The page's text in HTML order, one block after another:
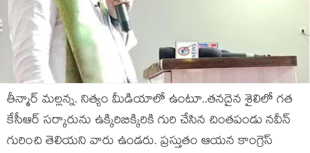
తీన్మార్ మ‌ల్ల‌న్న‌. నిత్యం మీడియాలో ఉంటూ..త‌న‌దైన శైలిలో గ‌త
కేసీఆర్ స‌ర్కారును ఉక్కిరిబిక్కిరికి గురి చేసిన చింత‌పండు న‌వీన్
గురించి తెలియ‌ని వారు ఉండ‌రు. ప్ర‌స్తుతం ఆయ‌న కాంగ్రెస్